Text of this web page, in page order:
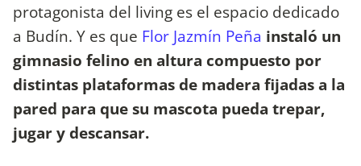
protagonista del living es el espacio dedicado
a Budín. Y es que Flor Jazmín Peña instaló un
gimnasio felino en altura compuesto por
distintas plataformas de madera fijadas a la
pared para que su mascota pueda trepar,
jugar y descansar.